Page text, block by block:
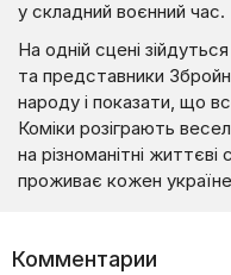
у складний воєнний час.
На одній сцені
та представники
народу і показати, що
Коміки розіграють
на різноманітні життєві
проживає кожен
Комментарии